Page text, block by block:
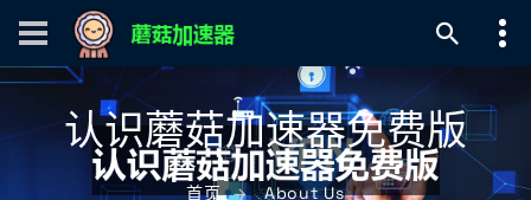
认识蘑菇加速器免费版
首页 About Us